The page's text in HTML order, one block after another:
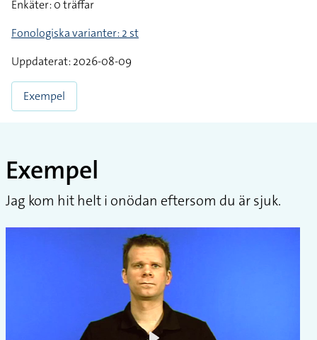
Enkäter: 0 träffar
Fonologiska varianter: 2 st
Uppdaterat: 2026-08-09
Exempel
Exempel
Jag kom hit helt i onödan eftersom du är sjuk.